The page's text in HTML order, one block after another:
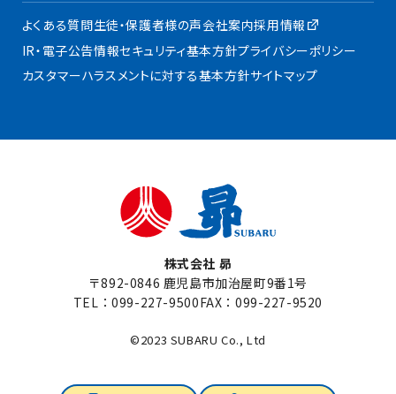
よくある質問生徒・保護者様の声会社案内採用情報
IR・電子公告情報セキュリティ基本方針プライバシーポリシー
カスタマーハラスメントに対する基本方針サイトマップ
株式会社 昴
〒892-0846 鹿児島市加治屋町9番1号
TEL：099-227-9500FAX：099-227-9520
©2023 SUBARU Co., Ltd